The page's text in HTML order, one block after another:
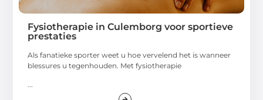
Fysiotherapie in Culemborg voor sportieve
prestaties
Als fanatieke sporter weet u hoe vervelend het is wanneer
blessures u tegenhouden. Met fysiotherapie